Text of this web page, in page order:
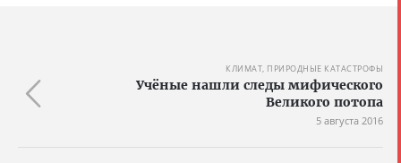
КЛИМАТ, ПРИРОДНЫЕ КАТАСТРОФЫ
Учёные нашли следы мифического
Великого потопа
5 августа 2016